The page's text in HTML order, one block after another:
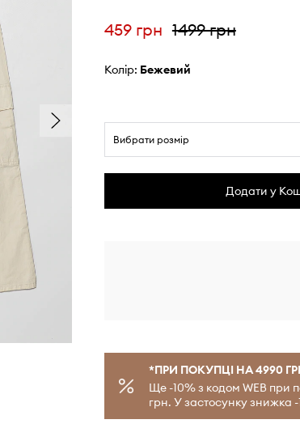
459 грн 1499 грн
Колір: бежевий
Вибрати розмір
Додати у
*ПРИ ПОКУПЦІ НА 4990
Ще -10% з кодом WEB при
грн. У застосунку знижка -